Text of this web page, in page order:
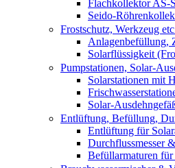
Flachkollektor AS-
Seido-
Frostschutz, Werkzeug
Anlagenbefüllung,
Solarflüssigkeit
Pumpstationen, Solar-
Solarstationen mit
Solar-
Entlüftung, Befüllung,
Entlüftung für
Durchflussmesser
Befüllarmaturen für